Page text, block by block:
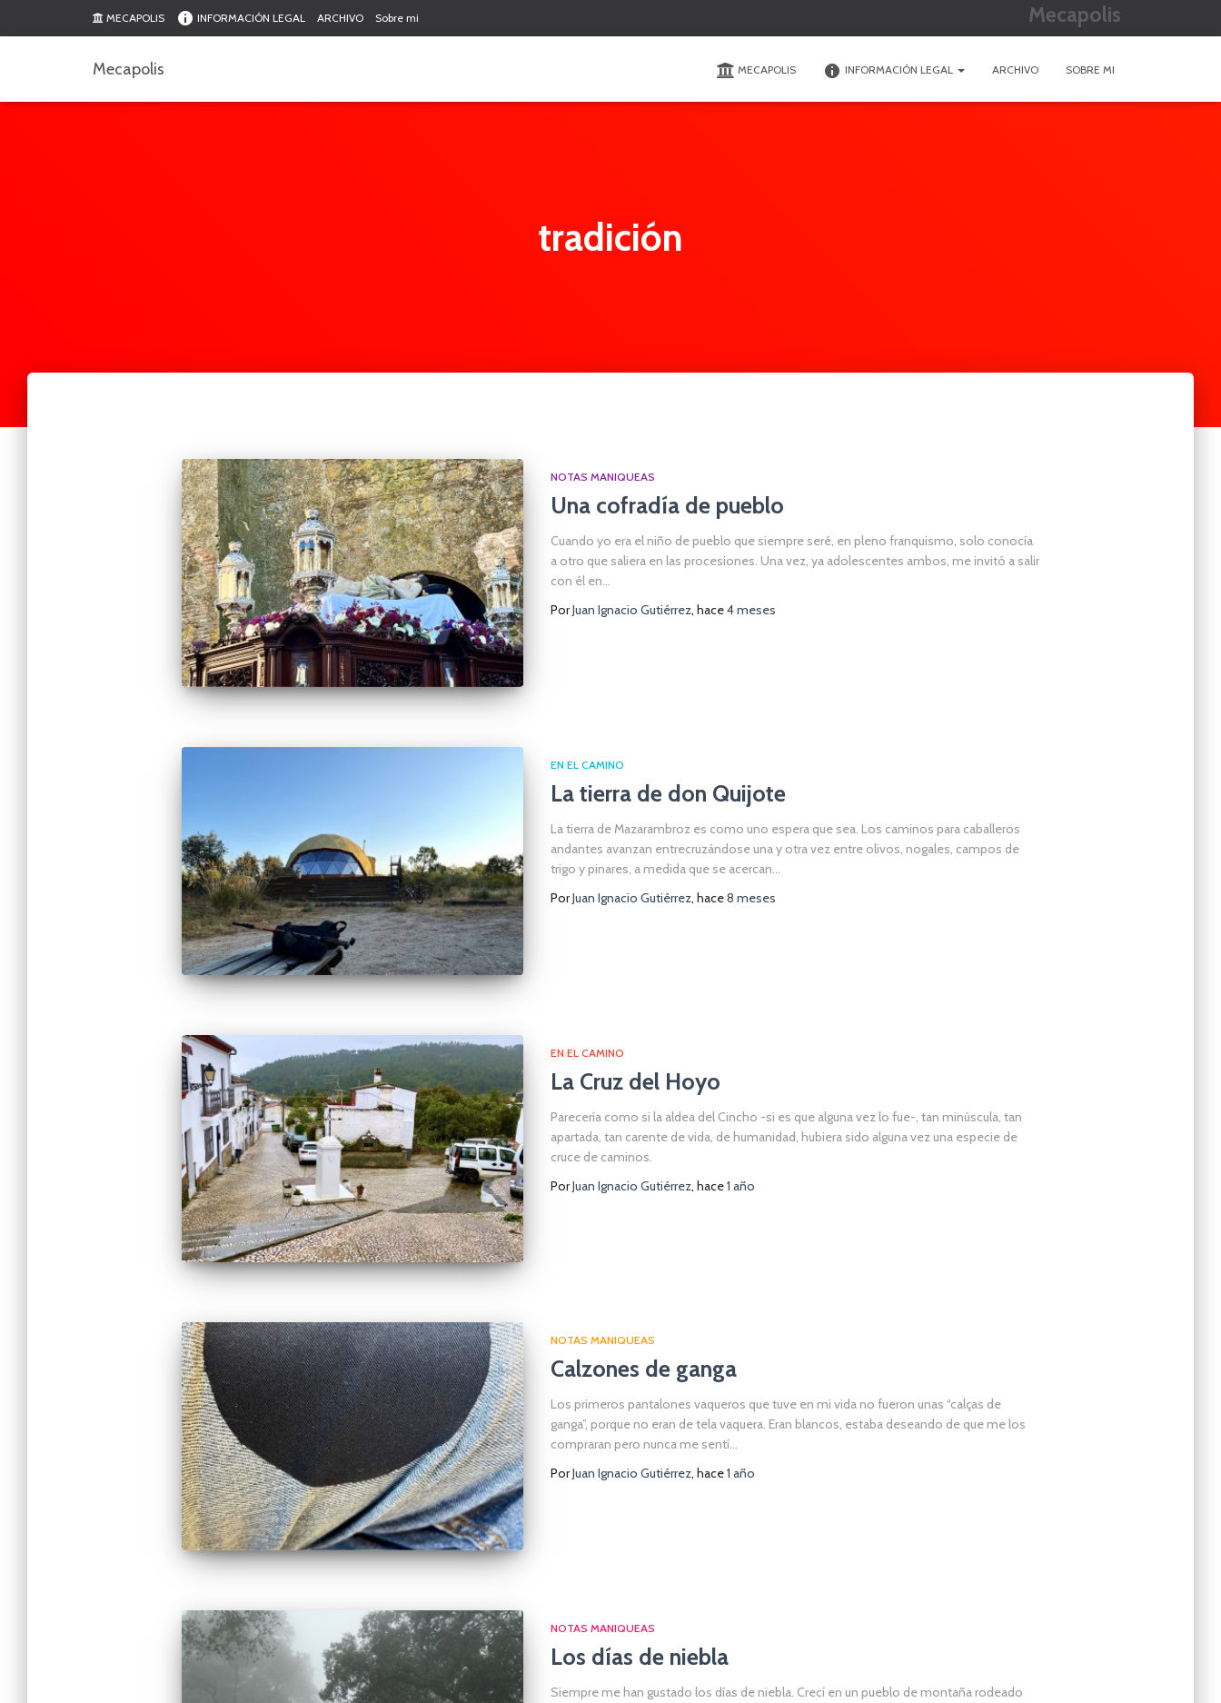
Mecapolis
MECAPOLIS INFORMACIÓN LEGAL ARCHIVO Sobre mi
Mecapolis MECAPOLIS INFORMACIÓN LEGAL ARCHIVO SOBRE MI
tradición
NOTAS MANIQUEAS
Una cofradía de pueblo
Cuando yo era el niño de pueblo que siempre seré, en pleno franquismo, solo conocía
a otro que saliera en las procesiones. Una vez, ya adolescentes ambos, me invitó a salir
con él en…
PorJuan Ignacio Gutiérrez, hace4 meses
EN EL CAMINO
La tierra de don Quijote
La tierra de Mazarambroz es como uno espera que sea. Los caminos para caballeros
andantes avanzan entrecruzándose una y otra vez entre olivos, nogales, campos de
trigo y pinares, a medida que se acercan…
PorJuan Ignacio Gutiérrez, hace8 meses
EN EL CAMINO
La Cruz del Hoyo
Parecería como si la aldea del Cincho -si es que alguna vez lo fue-, tan minúscula, tan
apartada, tan carente de vida, de humanidad, hubiera sido alguna vez una especie de
cruce de caminos.
PorJuan Ignacio Gutiérrez, hace1 año
NOTAS MANIQUEAS
Calzones de ganga
Los primeros pantalones vaqueros que tuve en mi vida no fueron unas “calças de
ganga”, porque no eran de tela vaquera. Eran blancos, estaba deseando de que me los
compraran pero nunca me sentí…
PorJuan Ignacio Gutiérrez, hace1 año
NOTAS MANIQUEAS
Los días de niebla
Siempre me han gustado los días de niebla. Crecí en un pueblo de montaña rodeado